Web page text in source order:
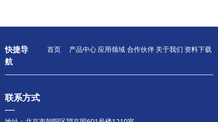
快捷导
航
首页 产品中心 应用领域 合作伙伴 关于我们 资料下载
联系方式
—